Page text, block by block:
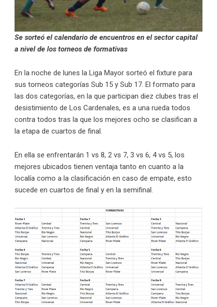
Se sorteó el calendario de encuentros en el sector capital
a nivel de los torneos de formativas
En la noche de lunes la Liga Mayor sorteó el fixture para
sus torneos categorías Sub 15 y Sub 17. El formato para
las dos categorías, en la que participan diez clubes tras el
desistimiento de Los Cardenales, es a una rueda todos
contra todos tras la que los mejores ocho se clasifican a
la etapa de cuartos de final.
En ella se enfrentarán 1 vs 8, 2 vs 7, 3 vs 6, 4 vs 5, los
mejores ubicados tienen ventaja tanto en cuanto a la
localía como a la clasificación en caso de empate, esto
sucede en cuartos de final y en la semifinal.